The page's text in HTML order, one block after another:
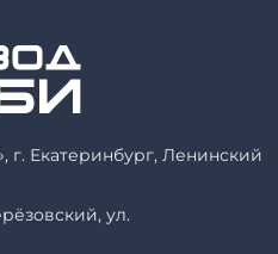
Екатеринбург, Ленинский
ул.